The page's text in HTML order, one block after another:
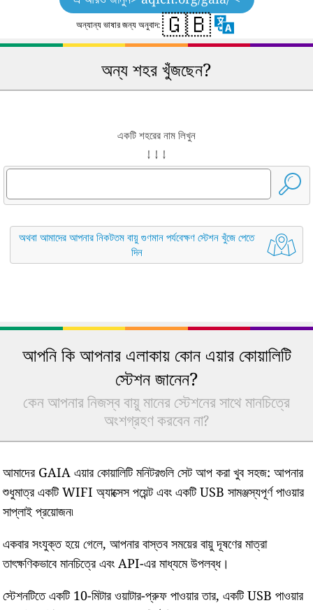
অন্যান্য ভাষার জন্য অনুবাদ: 🇬🇧
অন্য শহর খুঁজছেন?
একটি শহরের নাম লিখুন
↓ ↓ ↓
অথবা আমাদের আপনার নিকটতম বায়ু গুণমান পর্যবেক্ষণ স্টেশন খুঁজে পেতে
দিন
আপনি কি আপনার এলাকায় কোন এয়ার কোয়ালিটি
স্টেশন জানেন?
কেন আপনার নিজস্ব বায়ু মানের স্টেশনের সাথে মানচিত্রে
অংশগ্রহণ করবেন না?
আমাদের GAIA এয়ার কোয়ালিটি মনিটরগুলি সেট আপ করা খুব সহজ: আপনার
শুধুমাত্র একটি WIFI অ্যাক্সেস পয়েন্ট এবং একটি USB সামঞ্জস্যপূর্ণ পাওয়ার
সাপ্লাই প্রয়োজন৷
একবার সংযুক্ত হয়ে গেলে, আপনার বাস্তব সময়ের বায়ু দূষণের মাত্রা
তাৎক্ষণিকভাবে মানচিত্রে এবং API-এর মাধ্যমে উপলব্ধ।
স্টেশনটিতে একটি 10-মিটার ওয়াটার-প্রুফ পাওয়ার তার, একটি USB পাওয়ার